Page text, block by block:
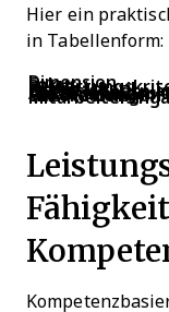
Hier ein
in Tabellenform:
Dimension
Fokus
Feedbackstil
Abstimmung mit der
Einsatz bei Beförderungen